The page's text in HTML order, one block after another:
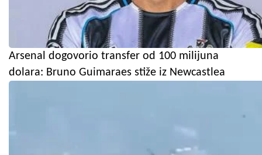
Arsenal dogovorio transfer od 100 milijuna
dolara: Bruno Guimaraes stiže iz Newcastlea